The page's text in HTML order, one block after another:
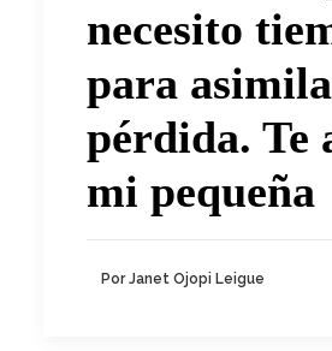
necesito
para
pérdida. Te
mi pequeña
Por Janet Ojopi Leigue